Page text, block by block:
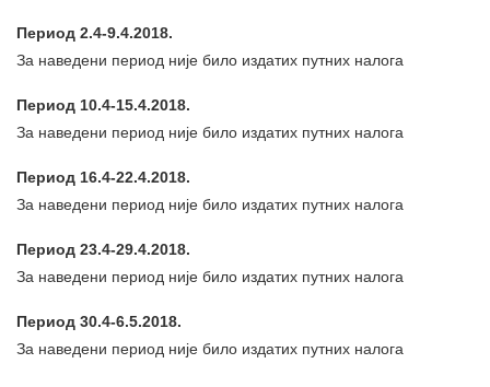
Период 2.4-9.4.2018.
За наведени период није било издатих путних налога
Период 10.4-15.4.2018.
За наведени период није било издатих путних налога
Период 16.4-22.4.2018.
За наведени период није било издатих путних налога
Период 23.4-29.4.2018.
За наведени период није било издатих путних налога
Период 30.4-6.5.2018.
За наведени период није било издатих путних налога